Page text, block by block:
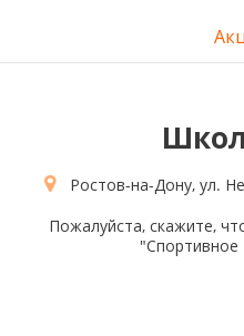
Ростов-на-Дону, ул.
Пожалуйста, скажите,
"Спортивное